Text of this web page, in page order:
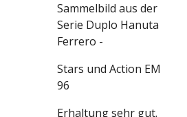
Sammelbild aus der
Serie Duplo Hanuta
Ferrero -
Stars und Action EM
96
Erhaltung sehr gut.